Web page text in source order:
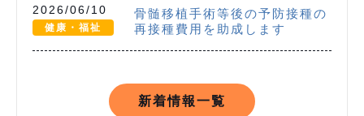
2026/06/10
健康・福祉
骨髄移植手術等後の予防接種の
再接種費用を助成します
新着情報一覧